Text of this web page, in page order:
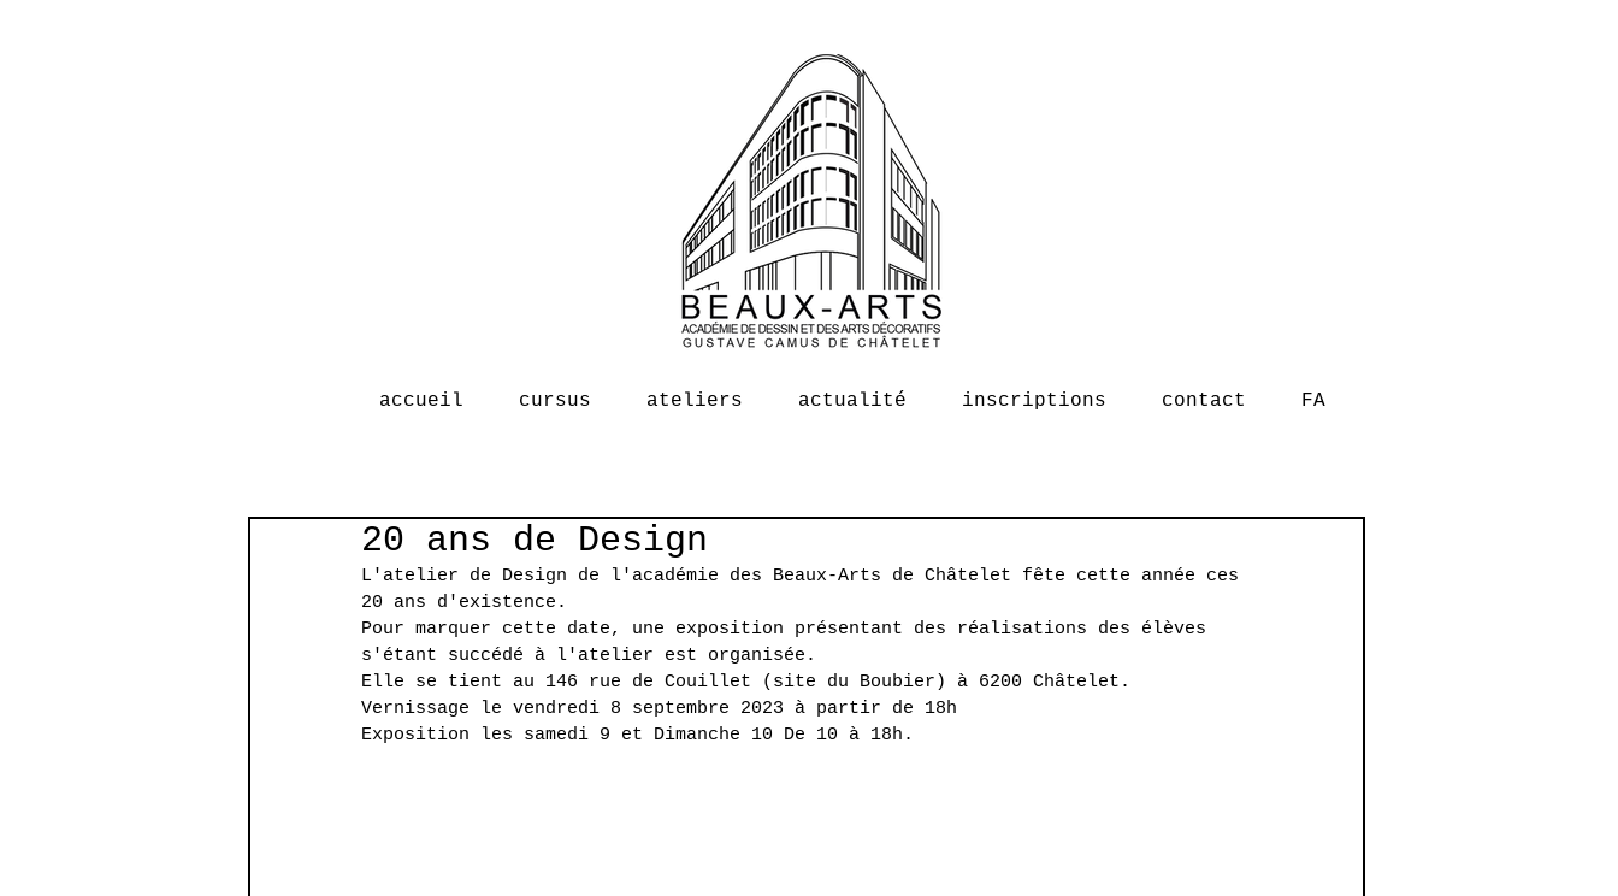
accueil cursus ateliers actualité inscriptions contact FA
20 ans de Design
L'atelier de Design de l'académie des Beaux-Arts de Châtelet fête cette année ces
20 ans d'existence.
Pour marquer cette date, une exposition présentant des réalisations des élèves
s'étant succédé à l'atelier est organisée.
Elle se tient au 146 rue de Couillet (site du Boubier) à 6200 Châtelet.
Vernissage le vendredi 8 septembre 2023 à partir de 18h
Exposition les samedi 9 et Dimanche 10 De 10 à 18h.